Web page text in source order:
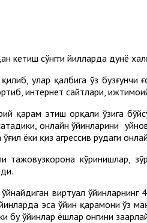
кетиш сўнгги йилларда дунё
улар қалбига ўз
интернет сайтлари,
қарам этиш орқали ўзига
онлайн ўйинларини
ёки қиз агрессив руҳдаги
тажовузкорона кўринишлар,
виртуал
эса ўйин қаҳрамони ўз
бу ўйинлар ёшлар онгини